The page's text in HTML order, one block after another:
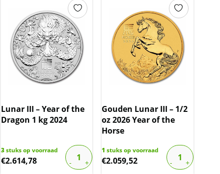
Lunar III – Year of the
Dragon 1 kg 2024
3stuks op voorraad
€2.614,78
Gouden Lunar III – 1/2
oz 2026 Year of the
Horse
1 stuks op voorraad
€2.059,52